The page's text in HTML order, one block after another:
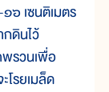
เซนติเมตร
ดินไว้
พรวนเพื่อ
โรยเมล็ด